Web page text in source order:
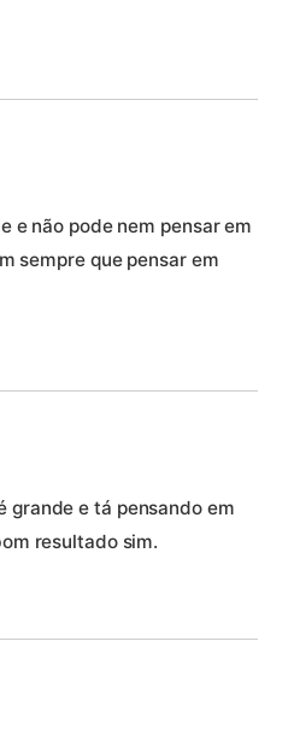
e não pode nem pensar em
sempre que pensar em
grande e tá pensando em
resultado sim.